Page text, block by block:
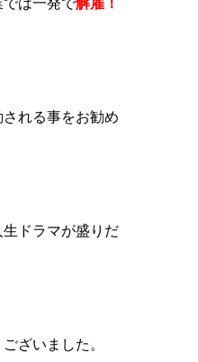
れる事をお勧め
ドラマが盛りだ
ざいました。